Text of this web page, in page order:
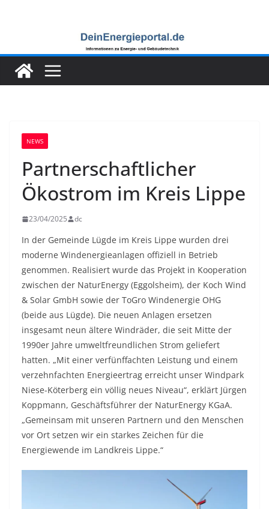
NEWS
Partnerschaftlicher
Ökostrom im Kreis Lippe
23/04/2025 dc
In der Gemeinde Lügde im Kreis Lippe wurden drei
moderne Windenergieanlagen offiziell in Betrieb
genommen. Realisiert wurde das Projekt in Kooperation
zwischen der NaturEnergy (Eggolsheim), der Koch Wind
& Solar GmbH sowie der ToGro Windenergie OHG
(beide aus Lügde). Die neuen Anlagen ersetzen
insgesamt neun ältere Windräder, die seit Mitte der
1990er Jahre umweltfreundlichen Strom geliefert
hatten. „Mit einer verfünffachten Leistung und einem
verzehnfachten Energieertrag erreicht unser Windpark
Niese-Köterberg ein völlig neues Niveau“, erklärt Jürgen
Koppmann, Geschäftsführer der NaturEnergy KGaA.
„Gemeinsam mit unseren Partnern und den Menschen
vor Ort setzen wir ein starkes Zeichen für die
Energiewende im Landkreis Lippe.“